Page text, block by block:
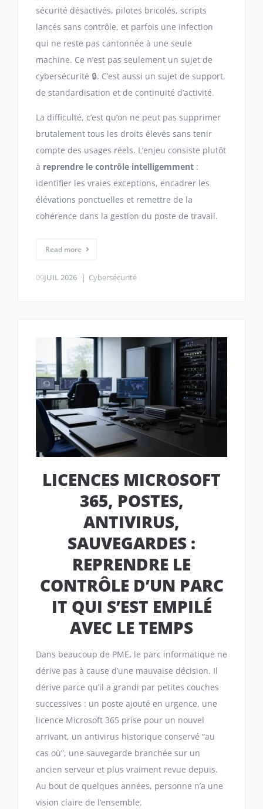
sécurité désactivés, pilotes bricolés, scripts
lancés sans contrôle, et parfois une infection
qui ne reste pas cantonnée à une seule
machine. Ce n’est pas seulement un sujet de
cybersécurité 🔒. C’est aussi un sujet de support,
de standardisation et de continuité d’activité.
La difficulté, c’est qu’on ne peut pas supprimer
brutalement tous les droits élevés sans tenir
compte des usages réels. L’enjeu consiste plutôt
à reprendre le contrôle intelligemment :
identifier les vraies exceptions, encadrer les
élévations ponctuelles et remettre de la
cohérence dans la gestion du poste de travail.
Read more
09JUIL 2026 Cybersécurité
LICENCES MICROSOFT
365, POSTES,
ANTIVIRUS,
SAUVEGARDES :
REPRENDRE LE
CONTRÔLE D’UN PARC
IT QUI S’EST EMPILÉ
AVEC LE TEMPS
Dans beaucoup de PME, le parc informatique ne
dérive pas à cause d’une mauvaise décision. Il
dérive parce qu’il a grandi par petites couches
successives : un poste ajouté en urgence, une
licence Microsoft 365 prise pour un nouvel
arrivant, un antivirus historique conservé “au
cas où”, une sauvegarde branchée sur un
ancien serveur et plus vraiment revue depuis.
Au bout de quelques années, personne n’a une
vision claire de l’ensemble.